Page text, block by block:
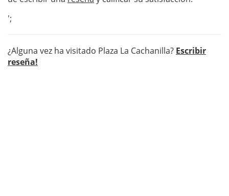
';
¿Alguna vez ha visitado Plaza La Cachanilla? Escribir
reseña!